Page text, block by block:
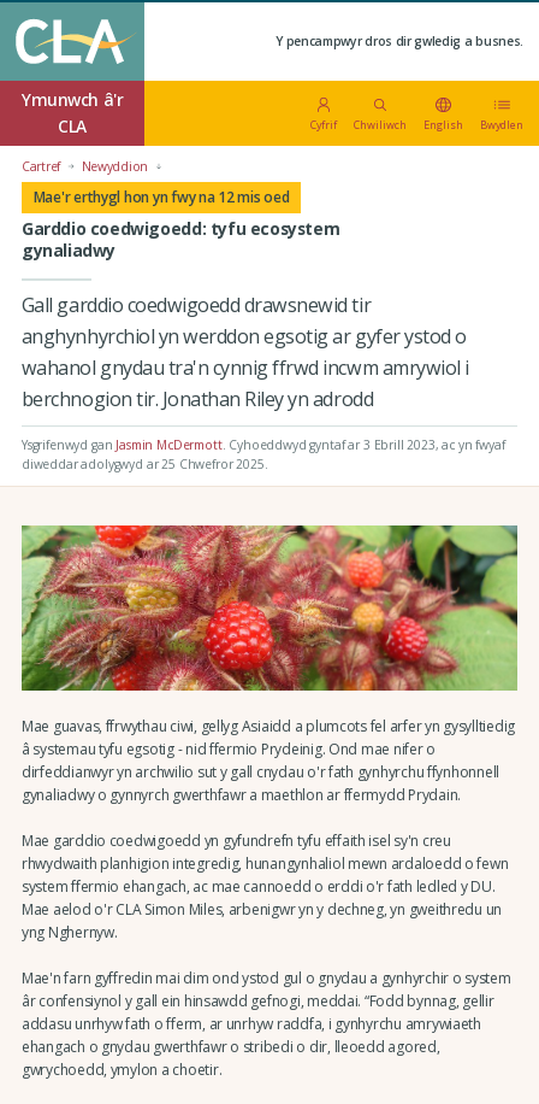
Y pencampwyr dros dir gwledig a busnes.
Ymunwch â'r
CLA
Cyfrif Chwiliwch English Bwydlen
Cartref Newyddion
Mae'r erthygl hon yn fwy na 12 mis oed
Garddio coedwigoedd: tyfu ecosystem
gynaliadwy
Gall garddio coedwigoedd drawsnewid tir
anghynhyrchiol yn werddon egsotig ar gyfer ystod o
wahanol gnydau tra'n cynnig ffrwd incwm amrywiol i
berchnogion tir. Jonathan Riley yn adrodd
Ysgrifenwyd gan Jasmin McDermott. Cyhoeddwyd gyntaf ar 3 Ebrill 2023, ac yn fwyaf
diweddar adolygwyd ar 25 Chwefror 2025.
Mae guavas, ffrwythau ciwi, gellyg Asiaidd a plumcots fel arfer yn gysylltiedig
â systemau tyfu egsotig - nid ffermio Prydeinig. Ond mae nifer o
dirfeddianwyr yn archwilio sut y gall cnydau o'r fath gynhyrchu ffynhonnell
gynaliadwy o gynnyrch gwerthfawr a maethlon ar ffermydd Prydain.
Mae garddio coedwigoedd yn gyfundrefn tyfu effaith isel sy'n creu
rhwydwaith planhigion integredig, hunangynhaliol mewn ardaloedd o fewn
system ffermio ehangach, ac mae cannoedd o erddi o'r fath ledled y DU.
Mae aelod o'r CLA Simon Miles, arbenigwr yn y dechneg, yn gweithredu un
yng Nghernyw.
Mae'n farn gyffredin mai dim ond ystod gul o gnydau a gynhyrchir o system
âr confensiynol y gall ein hinsawdd gefnogi, meddai. “Fodd bynnag, gellir
addasu unrhyw fath o fferm, ar unrhyw raddfa, i gynhyrchu amrywiaeth
ehangach o gnydau gwerthfawr o stribedi o dir, lleoedd agored,
gwrychoedd, ymylon a choetir.